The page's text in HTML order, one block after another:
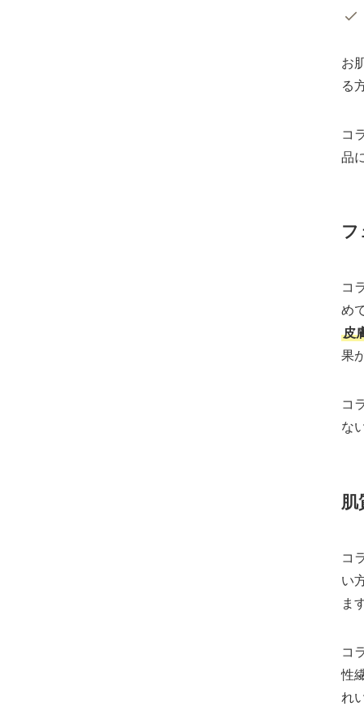
お
る
コ
品
フ
コ
め
皮
果
コ
な
肌
コ
い
ま
コ
性
れ